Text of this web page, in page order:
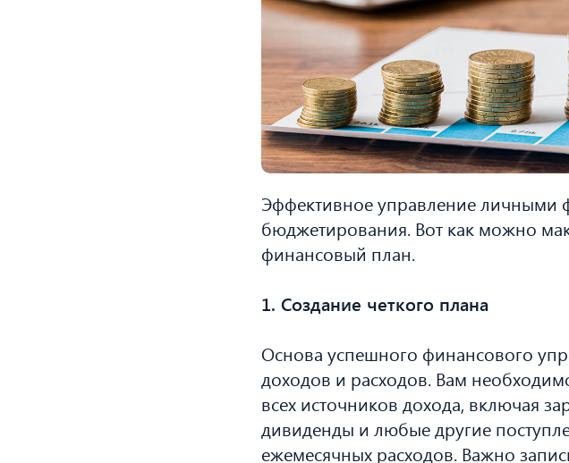
Эффективное управление личными
бюджетирования. Вот как можно
финансовый план.
1. Создание четкого плана
Основа успешного финансового
доходов и расходов. Вам
всех источников дохода, включая
дивиденды и любые другие
ежемесячных расходов. Важно